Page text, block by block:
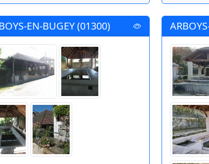
EN-BUGEY (01300)